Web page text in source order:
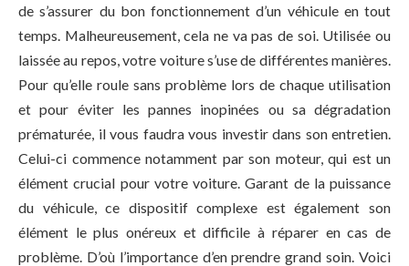
de s’assurer du bon fonctionnement d’un véhicule en tout
temps. Malheureusement, cela ne va pas de soi. Utilisée ou
laissée au repos, votre voiture s’use de différentes manières.
Pour qu’elle roule sans problème lors de chaque utilisation
et pour éviter les pannes inopinées ou sa dégradation
prématurée, il vous faudra vous investir dans son entretien.
Celui-ci commence notamment par son moteur, qui est un
élément crucial pour votre voiture. Garant de la puissance
du véhicule, ce dispositif complexe est également son
élément le plus onéreux et difficile à réparer en cas de
problème. D’où l’importance d’en prendre grand soin. Voici